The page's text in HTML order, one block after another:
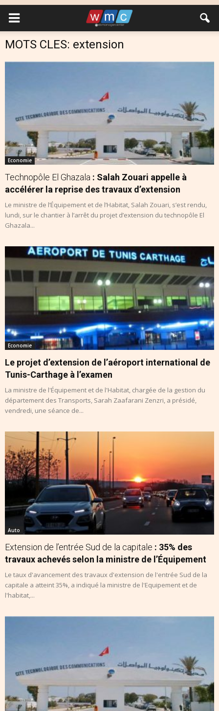
MOTS CLES: extension
Economie
Technopôle El Ghazala : Salah Zouari appelle à
accélérer la reprise des travaux d’extension
Le ministre de l’Équipement et de l’Habitat, Salah Zouari, s’est rendu,
lundi, sur le chantier à l’arrêt du projet d’extension du technopôle El
Ghazala...
Economie
Le projet d’extension de l’aéroport international de
Tunis-Carthage à l’examen
La ministre de l'Équipement et de l'Habitat, chargée de la gestion du
département des Transports, Sarah Zaafarani Zenzri, a présidé,
vendredi, une séance de...
Auto
Extension de l’entrée Sud de la capitale : 35% des
travaux achevés selon la ministre de l’Équipement
Le taux d'avancement des travaux d'extension de l'entrée Sud de la
capitale a atteint 35%, a indiqué la ministre de l'Equipement et de
l'habitat,...